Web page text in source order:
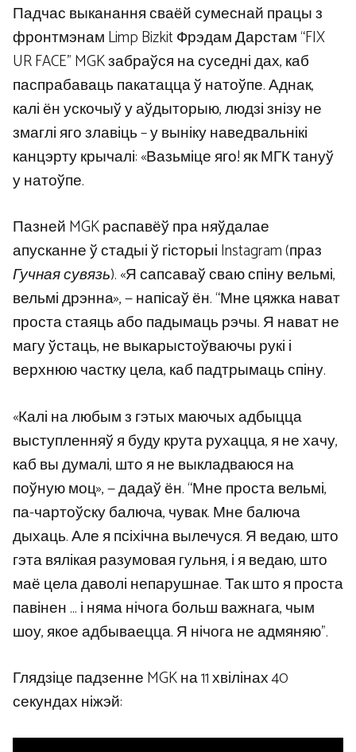
Падчас выканання сваёй сумеснай працы з
фронтмэнам Limp Bizkit Фрэдам Дарстам “FIX
UR FACE” MGK забраўся на суседні дах, каб
паспрабаваць пакатацца ў натоўпе. Аднак,
калі ён ускочыў у аўдыторыю, людзі знізу не
змаглі яго злавіць – у выніку наведвальнікі
канцэрту крычалі: «Вазьміце яго! як МГК тануў
у натоўпе.
Пазней MGK распавёў пра няўдалае
апусканне ў стадыі ў гісторыі Instagram (праз
Гучная сувязь). «Я сапсаваў сваю спіну вельмі,
вельмі дрэнна», — напісаў ён. “Мне цяжка нават
проста стаяць або падымаць рэчы. Я нават не
магу ўстаць, не выкарыстоўваючы рукі і
верхнюю частку цела, каб падтрымаць спіну.
«Калі на любым з гэтых маючых адбыцца
выступленняў я буду крута рухацца, я не хачу,
каб вы думалі, што я не выкладваюся на
поўную моц», — дадаў ён. “Мне проста вельмі,
па-чартоўску балюча, чувак. Мне балюча
дыхаць. Але я псіхічна вылечуся. Я ведаю, што
гэта вялікая разумовая гульня, і я ведаю, што
маё цела даволі непарушнае. Так што я проста
павінен … і няма нічога больш важнага, чым
шоу, якое адбываецца. Я нічога не адмяняю”.
Глядзіце падзенне MGK на 11 хвілінах 40
секундах ніжэй: